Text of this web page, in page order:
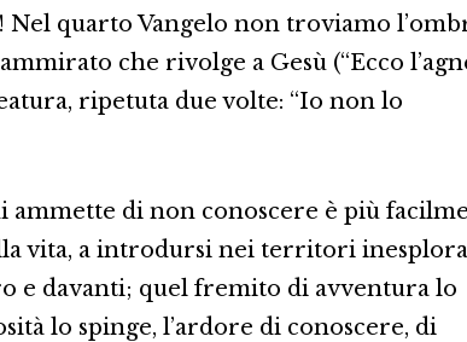
Nel quarto Vangelo non troviamo
che rivolge a Gesù (“Ecco
ripetuta due volte: “Io non lo
ammette di non conoscere è più
vita, a introdursi nei territori
e davanti; quel fremito di avventura lo
lo spinge, l’ardore di conoscere, di